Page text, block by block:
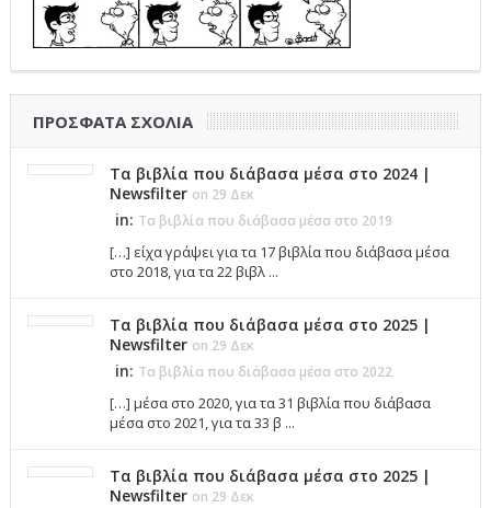
ΠΡΌΣΦΑΤΑ ΣΧΌΛΙΑ
Τα βιβλία που διάβασα μέσα στο 2024 |
Newsfilter on 29 Δεκ
in: Τα βιβλία που διάβασα μέσα στο 2019
[…] είχα γράψει για τα 17 βιβλία που διάβασα μέσα
στο 2018, για τα 22 βιβλ ...
Τα βιβλία που διάβασα μέσα στο 2025 |
Newsfilter on 29 Δεκ
in: Τα βιβλία που διάβασα μέσα στο 2022
[…] μέσα στο 2020, για τα 31 βιβλία που διάβασα
μέσα στο 2021, για τα 33 β ...
Τα βιβλία που διάβασα μέσα στο 2025 |
Newsfilter on 29 Δεκ